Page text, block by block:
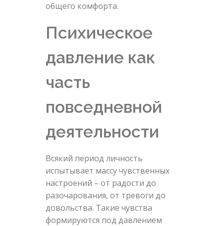
общего комфорта.
Психическое
давление как
часть
повседневной
деятельности
Всякий период личность
испытывает массу чувственных
настроений – от радости до
разочарования, от тревоги до
довольства. Такие чувства
формируются под давлением